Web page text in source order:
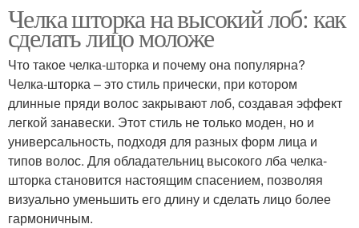
Челка шторка на высокий лоб: как
сделать лицо моложе
Что такое челка-шторка и почему она популярна?
Челка-шторка – это стиль прически, при котором
длинные пряди волос закрывают лоб, создавая эффект
легкой занавески. Этот стиль не только моден, но и
универсальность, подходя для разных форм лица и
типов волос. Для обладательниц высокого лба челка-
шторка становится настоящим спасением, позволяя
визуально уменьшить его длину и сделать лицо более
гармоничным.